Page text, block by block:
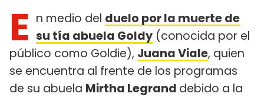
E n medio del duelo por la muerte de
su tía abuela Goldy (conocida por el
público como Goldie), Juana Viale, quien
se encuentra al frente de los programas
de su abuela Mirtha Legrand debido a la